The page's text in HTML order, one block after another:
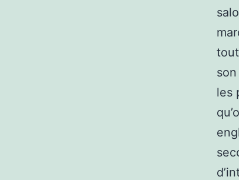
les